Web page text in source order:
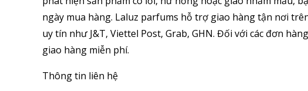
ngày mua hàng. Laluz parfums hỗ trợ giao hàng tận nơi
uy tín như J&T, Viettel Post, Grab, GHN. Đối với các đơn
giao hàng miễn phí.
Thông tin liên hệ